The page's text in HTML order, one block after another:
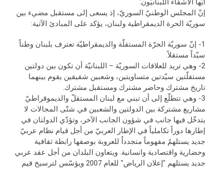
أيّها الأشقّاء اللبنانيّون:
إنّ المجلس الوطنيّ السوريّ، إذ يسعى إلى مستقبل مضيء بين
سوريّة الحرة الديمقراطية ولبنان، يؤكد على المبادئ الآتية:
1- إنّ سوريّة الحرّة المستقلّة والديمقراطيّة تعترف بلبنان وطناً
سيّداً مستقلاً.
2- وهي تريد للعلاقات السوريّة – اللبنانيّة أن تكون بين دولتين
مستقلّتين سيّدتين متساويتين، وشعبين شقيقين يقوم بينهما
تاريخ مشترك وحاضر مشترك ومستقبل مشترك.
3- وهي تتطلّع إلى أن تبني مع لبنان المستقلّ والديموقراطيّ
مشاريع مشتركة بين الدولتين والشعبين في شتّى المجالات لا
يتدخّل فيها جانب في شؤون الجانب الآخر، وتؤدّي الدولتان في
إطارها دوراً تكاملياً في الإطار العربيّ من أجل قيام نظام عربيّ
جديد يستلهمُ مفهوماً متجدداُ للعروبة بوصفها رابطة ثقافية
وحضارية واقتصادية وانسانية. ويتعاون البلدان من أجل عقد عربي
جديد يستلهم "إعلان الرياض" للعام 2007 ويؤسّس لترسيخ قيم